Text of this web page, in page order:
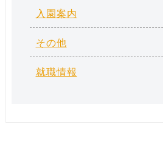
入園案内
その他
就職情報